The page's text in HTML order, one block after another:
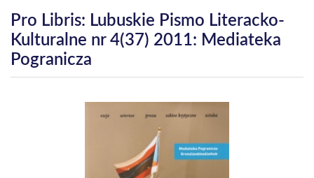
Pro Libris: Lubuskie Pismo Literacko-
Kulturalne nr 4(37) 2011: Mediateka
Pogranicza